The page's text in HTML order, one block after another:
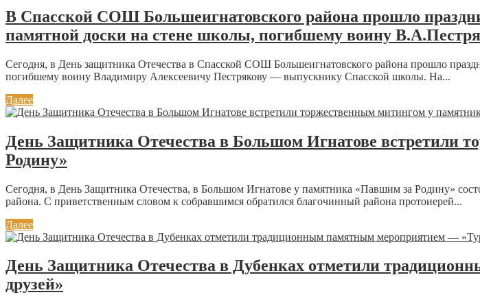
В Спасской СОШ Большеигнатовского района прошло
памятной доски на стене школы, погибшему воину
Сегодня, в День защитника Отечества в Спасской СОШ Большеигнатовского района прошло
погибшему воину Владимиру Алексеевичу Пестрякову — выпускнику Спасской школы. На...
Далее
День Защитника Отечества в Большом Игнатове встретили
Родину»
Сегодня, в День Защитника Отечества, в Большом Игнатове у памятника «Павшим за Родину»
района. С приветственным словом к собравшимся обратился благочинный района протоиерей...
Далее
День Защитника Отечества в Дубенках отметили
друзей»